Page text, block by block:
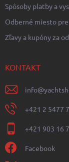
Spôsoby platby a
Odberné miesto pre
Zľavy a kupóny za
KONTAKT
info@
+421 2 5477
+421 903 16
Facebook